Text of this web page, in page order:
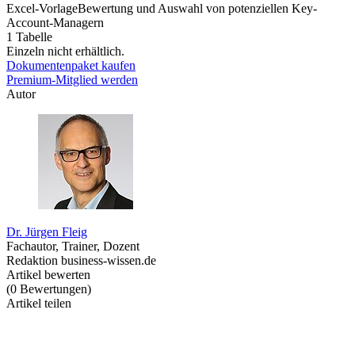
Excel-VorlageBewertung und Auswahl von potenziellen Key-
Account-Managern
1 Tabelle
Einzeln nicht erhältlich.
Dokumentenpaket kaufen
Premium-Mitglied werden
Autor
Dr. Jürgen Fleig
Fachautor, Trainer, Dozent
Redaktion business-wissen.de
Artikel bewerten
(0 Bewertungen)
Artikel teilen